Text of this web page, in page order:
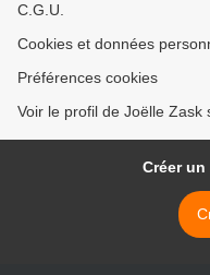
C.G.U.
Cookies et données
Préférences cookies
Voir le profil de Joëlle Zask
Créer